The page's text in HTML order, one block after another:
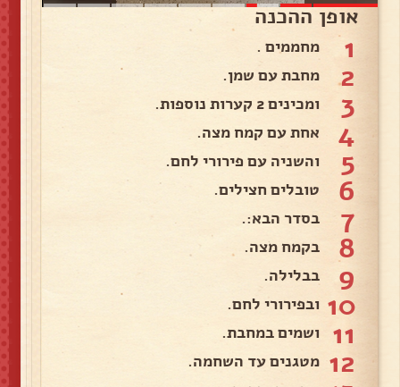
אופן ההכנה
1 מחממים .
2 מחבת עם שמן.
3 ומכינים 2 קערות נוספות.
4 אחת עם קמח מצה.
5 והשניה עם פירורי לחם.
6 טובלים חצילים.
7 בסדר הבא:.
8 בקמח מצה.
9 בבלילה.
10 ובפירורי לחם.
11 ושמים במחבת.
12 מטגנים עד השחמה.